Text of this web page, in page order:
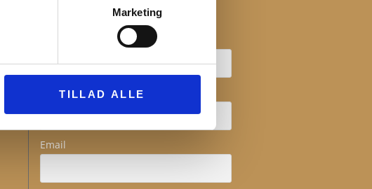
Marketing
TILLAD ALLE
Efternavn
Email